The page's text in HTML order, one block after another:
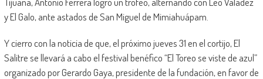
y El Galo, ante astados de San Miguel de Mimiahuápam.
Y cierro con la noticia de que, el próximo jueves 31 en el cortijo, El
Salitre se llevará a cabo el festival benéfico “El Toreo se viste de azul”
organizado por Gerardo Gaya, presidente de la fundación, en favor de